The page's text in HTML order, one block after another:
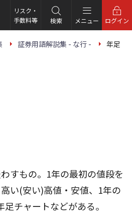
リスク・
手数料等
検索 メニュー ログイン
証券用語解説集 - な行 - 年足
すもの。1年の最初の値段を
い(安い)高値・安値、1年の
チャートなどがある。